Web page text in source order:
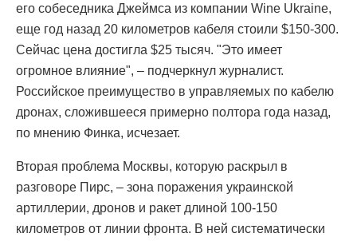
его собеседника Джеймса из компании Wine Ukraine,
еще год назад 20 километров кабеля стоили $150-300.
Сейчас цена достигла $25 тысяч. "Это имеет
огромное влияние", – подчеркнул журналист.
Российское преимущество в управляемых по кабелю
дронах, сложившееся примерно полтора года назад,
по мнению Финка, исчезает.
Вторая проблема Москвы, которую раскрыл в
разговоре Пирс, – зона поражения украинской
артиллерии, дронов и ракет длиной 100-150
километров от линии фронта. В ней систематически